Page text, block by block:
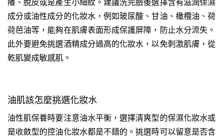
癢、脫皮或是產生小細紋。建議洗完臉後選擇含有滋潤保濕
成分或油性成分的化妝水，例如玻尿酸、甘油、橄欖油、荷
荷芭油等，能夠在肌膚表面形成保護屏障，防止水分流失。
此外要避免挑選酒精成分過高的化妝水，以免刺激肌膚，從
乾肌變成敏感肌。
油肌該怎麼挑選化妝水
油性肌保養時要注意油水平衡，選擇清爽型的保濕化妝水或
是收斂型的控油化妝水都是不錯的。挑選時可以留意是否含